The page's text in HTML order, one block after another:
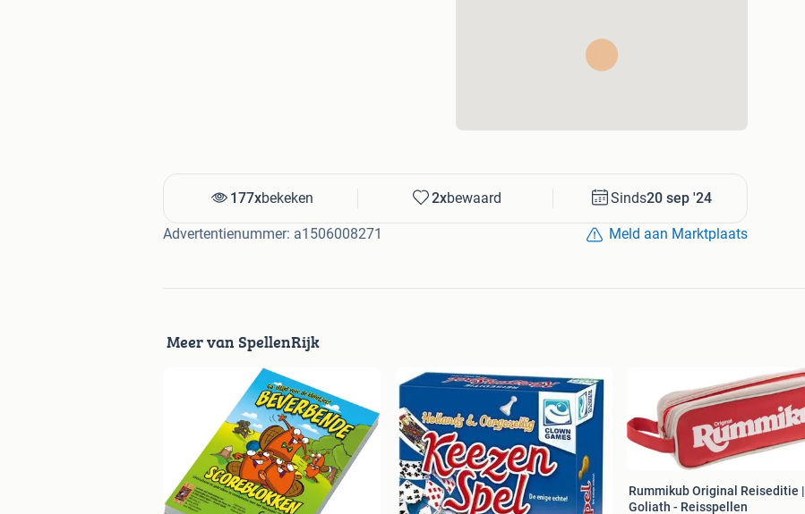
177xbekeken 2xbewaard Sinds20 sep '24
Advertentienummer: a1506008271 Meld aan Marktplaats
Meer van SpellenRijk
Rummikub Original Reiseditie |
Goliath - Reisspellen